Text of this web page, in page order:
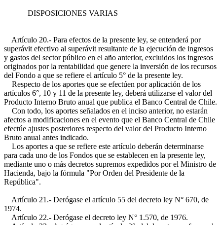
DISPOSICIONES VARIAS
Artículo 20.- Para efectos de la presente ley, se entenderá por
superávit efectivo al superávit resultante de la ejecución de ingresos
y gastos del sector público en el año anterior, excluidos los ingresos
originados por la rentabilidad que genere la inversión de los recursos
del Fondo a que se refiere el artículo 5° de la presente ley.
Respecto de los aportes que se efectúen por aplicación de los
artículos 6°, 10 y 11 de la presente ley, deberá utilizarse el valor del
Producto Interno Bruto anual que publica el Banco Central de Chile.
Con todo, los aportes señalados en el inciso anterior, no estarán
afectos a modificaciones en el evento que el Banco Central de Chile
efectúe ajustes posteriores respecto del valor del Producto Interno
Bruto anual antes indicado.
Los aportes a que se refiere este artículo deberán determinarse
para cada uno de los Fondos que se establecen en la presente ley,
mediante uno o más decretos supremos expedidos por el Ministro de
Hacienda, bajo la fórmula "Por Orden del Presidente de la
República".
Artículo 21.- Derógase el artículo 55 del decreto ley N° 670, de
1974.
Artículo 22.- Derógase el decreto ley N° 1.570, de 1976.